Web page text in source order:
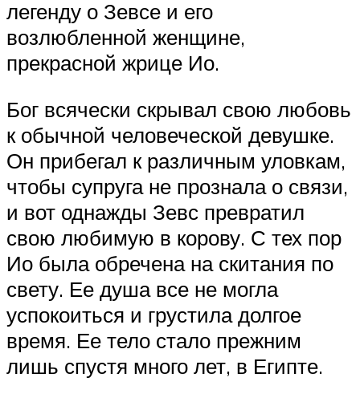
легенду о Зевсе и его
возлюбленной женщине,
прекрасной жрице Ио.
Бог всячески скрывал свою любовь
к обычной человеческой девушке.
Он прибегал к различным уловкам,
чтобы супруга не прознала о связи,
и вот однажды Зевс превратил
свою любимую в корову. С тех пор
Ио была обречена на скитания по
свету. Ее душа все не могла
успокоиться и грустила долгое
время. Ее тело стало прежним
лишь спустя много лет, в Египте.